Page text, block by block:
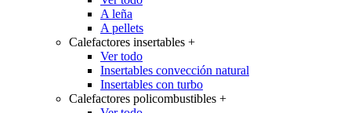
A leña
A pellets
Calefactores insertables +
Ver todo
Insertables convección natural
Insertables con turbo
Calefactores policombustibles +